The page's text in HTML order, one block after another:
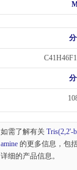
如需了解有关Tris(2,2'-
amine 的更多信息，包
详细的产品信息。